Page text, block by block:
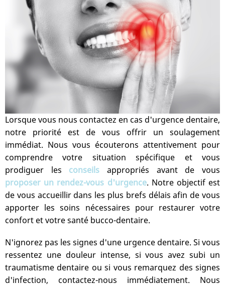
Lorsque vous nous contactez en cas d'urgence dentaire,
notre priorité est de vous offrir un soulagement
immédiat. Nous vous écouterons attentivement pour
comprendre votre situation spécifique et vous
prodiguer les conseils appropriés avant de vous
proposer un rendez-vous d'urgence. Notre objectif est
de vous accueillir dans les plus brefs délais afin de vous
apporter les soins nécessaires pour restaurer votre
confort et votre santé bucco-dentaire.
N'ignorez pas les signes d'une urgence dentaire. Si vous
ressentez une douleur intense, si vous avez subi un
traumatisme dentaire ou si vous remarquez des signes
d'infection, contactez-nous immédiatement. Nous